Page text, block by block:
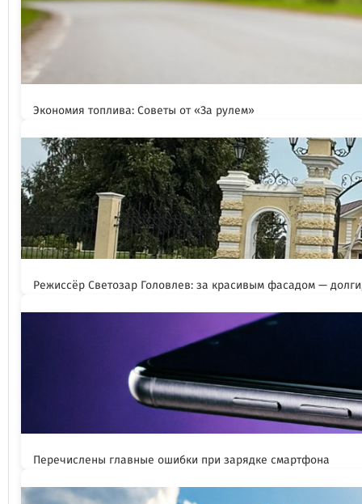
Экономия топлива: Советы от «За рулем»
Режиссёр Светозар Головлев: за красивым фасадом —
Перечислены главные ошибки при зарядке смартфона